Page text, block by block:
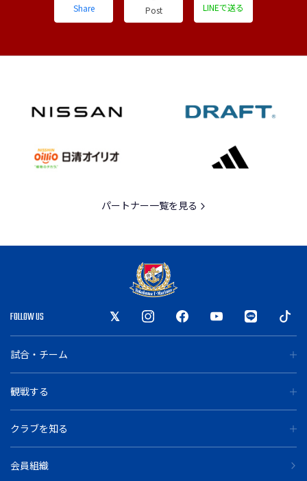
Share Post LINEで送る
パートナー一覧を見る
FOLLOW US
試合・チーム
観戦する
クラブを知る
会員組織